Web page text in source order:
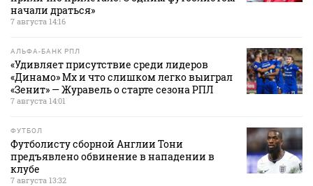
начали драться»
7 августа 14:16
АЛЬФА-БАНК РПЛ
«Удивляет присутствие среди лидеров
«Динамо» Мх и что слишком легко выиграл
«Зенит» — Журавель о старте сезона РПЛ
7 августа 14:01
ФУТБОЛ
Футболисту сборной Англии Тони
предъявлено обвинение в нападении в
клубе
7 августа 13:32